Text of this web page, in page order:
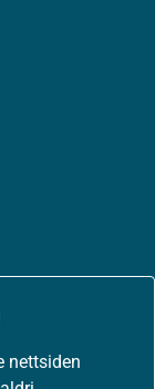
nettsiden